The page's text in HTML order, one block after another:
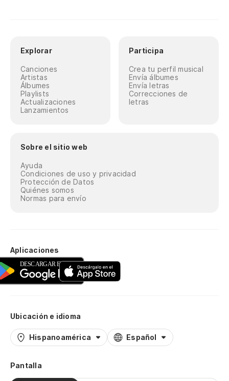
Explorar
Canciones
Artistas
Álbumes
Playlists
Actualizaciones
Lanzamientos
Participa
Crea tu perfil musical
Envía álbumes
Envía letras
Correcciones de
letras
Sobre el sitio web
Ayuda
Condiciones de uso y privacidad
Protección de Datos
Quiénes somos
Normas para envío
Aplicaciones
Ubicación e idioma
Hispanoamérica Español
Pantalla